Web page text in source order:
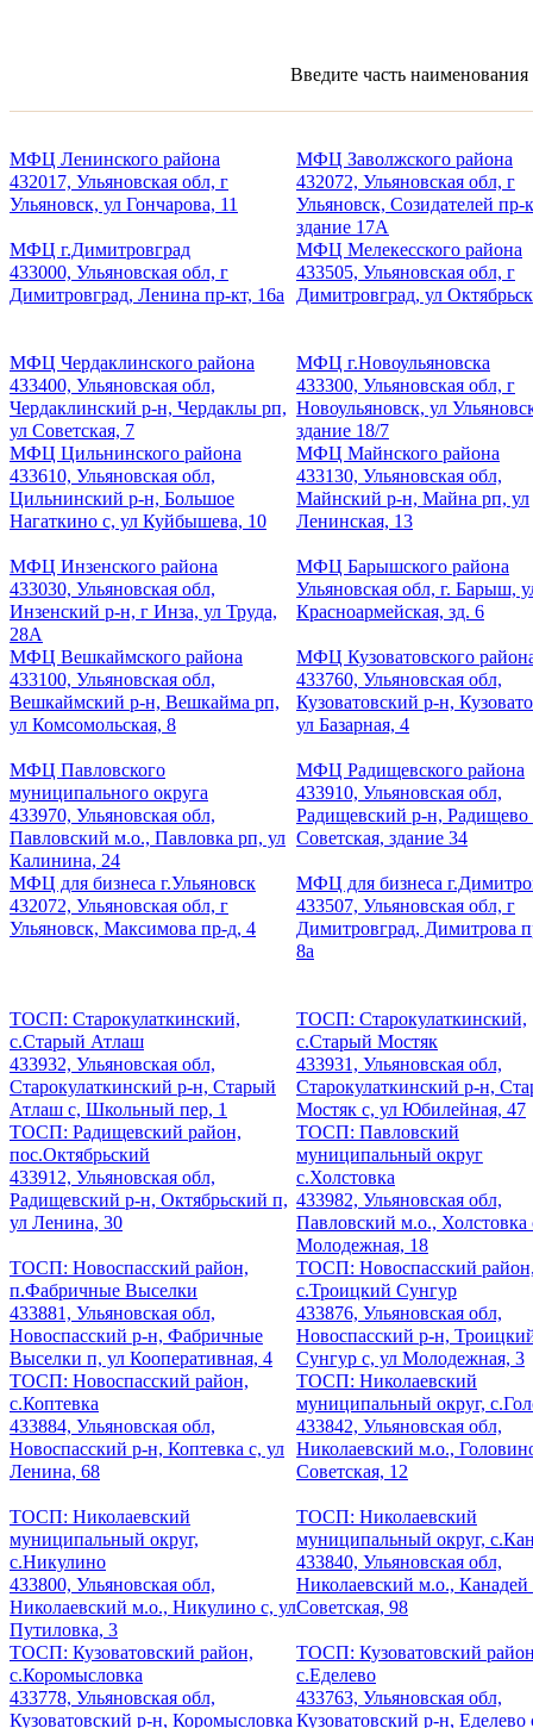
Введите часть
МФЦ Ленинского района
432017, Ульяновская обл, г
Ульяновск, ул Гончарова, 11
МФЦ Заволжского района
432072, Ульяновская обл, г
Ульяновск, Созидателей пр-
здание 17А
МФЦ г.Димитровград
433000, Ульяновская обл, г
Димитровград, Ленина пр-кт, 16а
МФЦ Мелекесского района
433505, Ульяновская обл, г
Димитровград, ул
МФЦ Чердаклинского района
433400, Ульяновская обл,
Чердаклинский р-н, Чердаклы рп,
ул Советская, 7
МФЦ г.Новоульяновска
433300, Ульяновская обл, г
Новоульяновск, ул
здание 18/7
МФЦ Цильнинского района
433610, Ульяновская обл,
Цильнинский р-н, Большое
Нагаткино с, ул Куйбышева, 10
МФЦ Майнского района
433130, Ульяновская обл,
Майнский р-н, Майна рп, ул
Ленинская, 13
МФЦ Инзенского района
433030, Ульяновская обл,
Инзенский р-н, г Инза, ул Труда,
28А
МФЦ Барышского района
Ульяновская обл, г. Барыш,
Красноармейская, зд. 6
МФЦ Вешкаймского района
433100, Ульяновская обл,
Вешкаймский р-н, Вешкайма рп,
ул Комсомольская, 8
МФЦ Кузоватовского
433760, Ульяновская обл,
Кузоватовский р-н,
ул Базарная, 4
МФЦ Павловского
муниципального округа
433970, Ульяновская обл,
Павловский м.о., Павловка рп, ул
Калинина, 24
МФЦ Радищевского района
433910, Ульяновская обл,
Радищевский р-н, Радищево
Советская, здание 34
МФЦ для бизнеса г.Ульяновск
432072, Ульяновская обл, г
Ульяновск, Максимова пр-д, 4
МФЦ для бизнеса
433507, Ульяновская обл, г
Димитровград, Димитрова
8а
ТОСП: Старокулаткинский,
с.Старый Атлаш
433932, Ульяновская обл,
Старокулаткинский р-н, Старый
Атлаш с, Школьный пер, 1
ТОСП: Старокулаткинский,
с.Старый Мостяк
433931, Ульяновская обл,
Старокулаткинский р-н,
Мостяк с, ул Юбилейная, 47
ТОСП: Радищевский район,
пос.Октябрьский
433912, Ульяновская обл,
Радищевский р-н, Октябрьский п,
ул Ленина, 30
ТОСП: Павловский
муниципальный округ
с.Холстовка
433982, Ульяновская обл,
Павловский м.о., Холстовка
Молодежная, 18
ТОСП: Новоспасский район,
п.Фабричные Выселки
433881, Ульяновская обл,
Новоспасский р-н, Фабричные
Выселки п, ул Кооперативная, 4
ТОСП: Новоспасский
с.Троицкий Сунгур
433876, Ульяновская обл,
Новоспасский р-н,
Сунгур с, ул Молодежная, 3
ТОСП: Новоспасский район,
с.Коптевка
433884, Ульяновская обл,
Новоспасский р-н, Коптевка с, ул
Ленина, 68
ТОСП: Николаевский
муниципальный округ,
433842, Ульяновская обл,
Николаевский м.о.,
Советская, 12
ТОСП: Николаевский
муниципальный округ,
с.Никулино
433800, Ульяновская обл,
Николаевский м.о., Никулино с, ул
Путиловка, 3
ТОСП: Николаевский
муниципальный округ,
433840, Ульяновская обл,
Николаевский м.о., Канадей
Советская, 98
ТОСП: Кузоватовский район,
с.Коромысловка
433778, Ульяновская обл,
Кузоватовский р-н, Коромысловка
ТОСП: Кузоватовский
с.Еделево
433763, Ульяновская обл,
Кузоватовский р-н, Еделево